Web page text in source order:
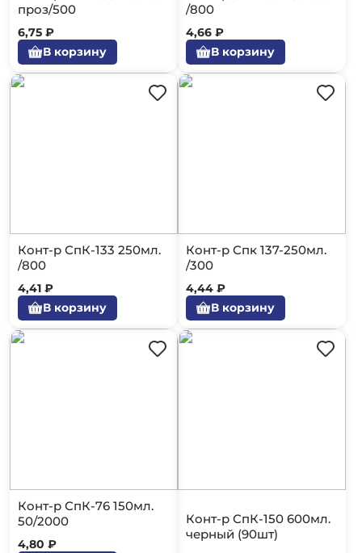
проз/500
6,75 ₽
В корзину
/800
4,66 ₽
В корзину
Конт-р СпК-133 250мл.
/800
4,41 ₽
В корзину
Конт-р Спк 137-250мл.
/300
4,44 ₽
В корзину
Конт-р СпК-76 150мл.
50/2000
4,80 ₽
Конт-р СпК-150 600мл.
черный (90шт)